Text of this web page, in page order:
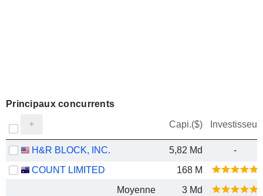
Principaux concurrents
Capi.($) Investisseur
H&R BLOCK, INC. 5,82 Md
-
COUNT LIMITED
168 M
Moyenne
3 Md